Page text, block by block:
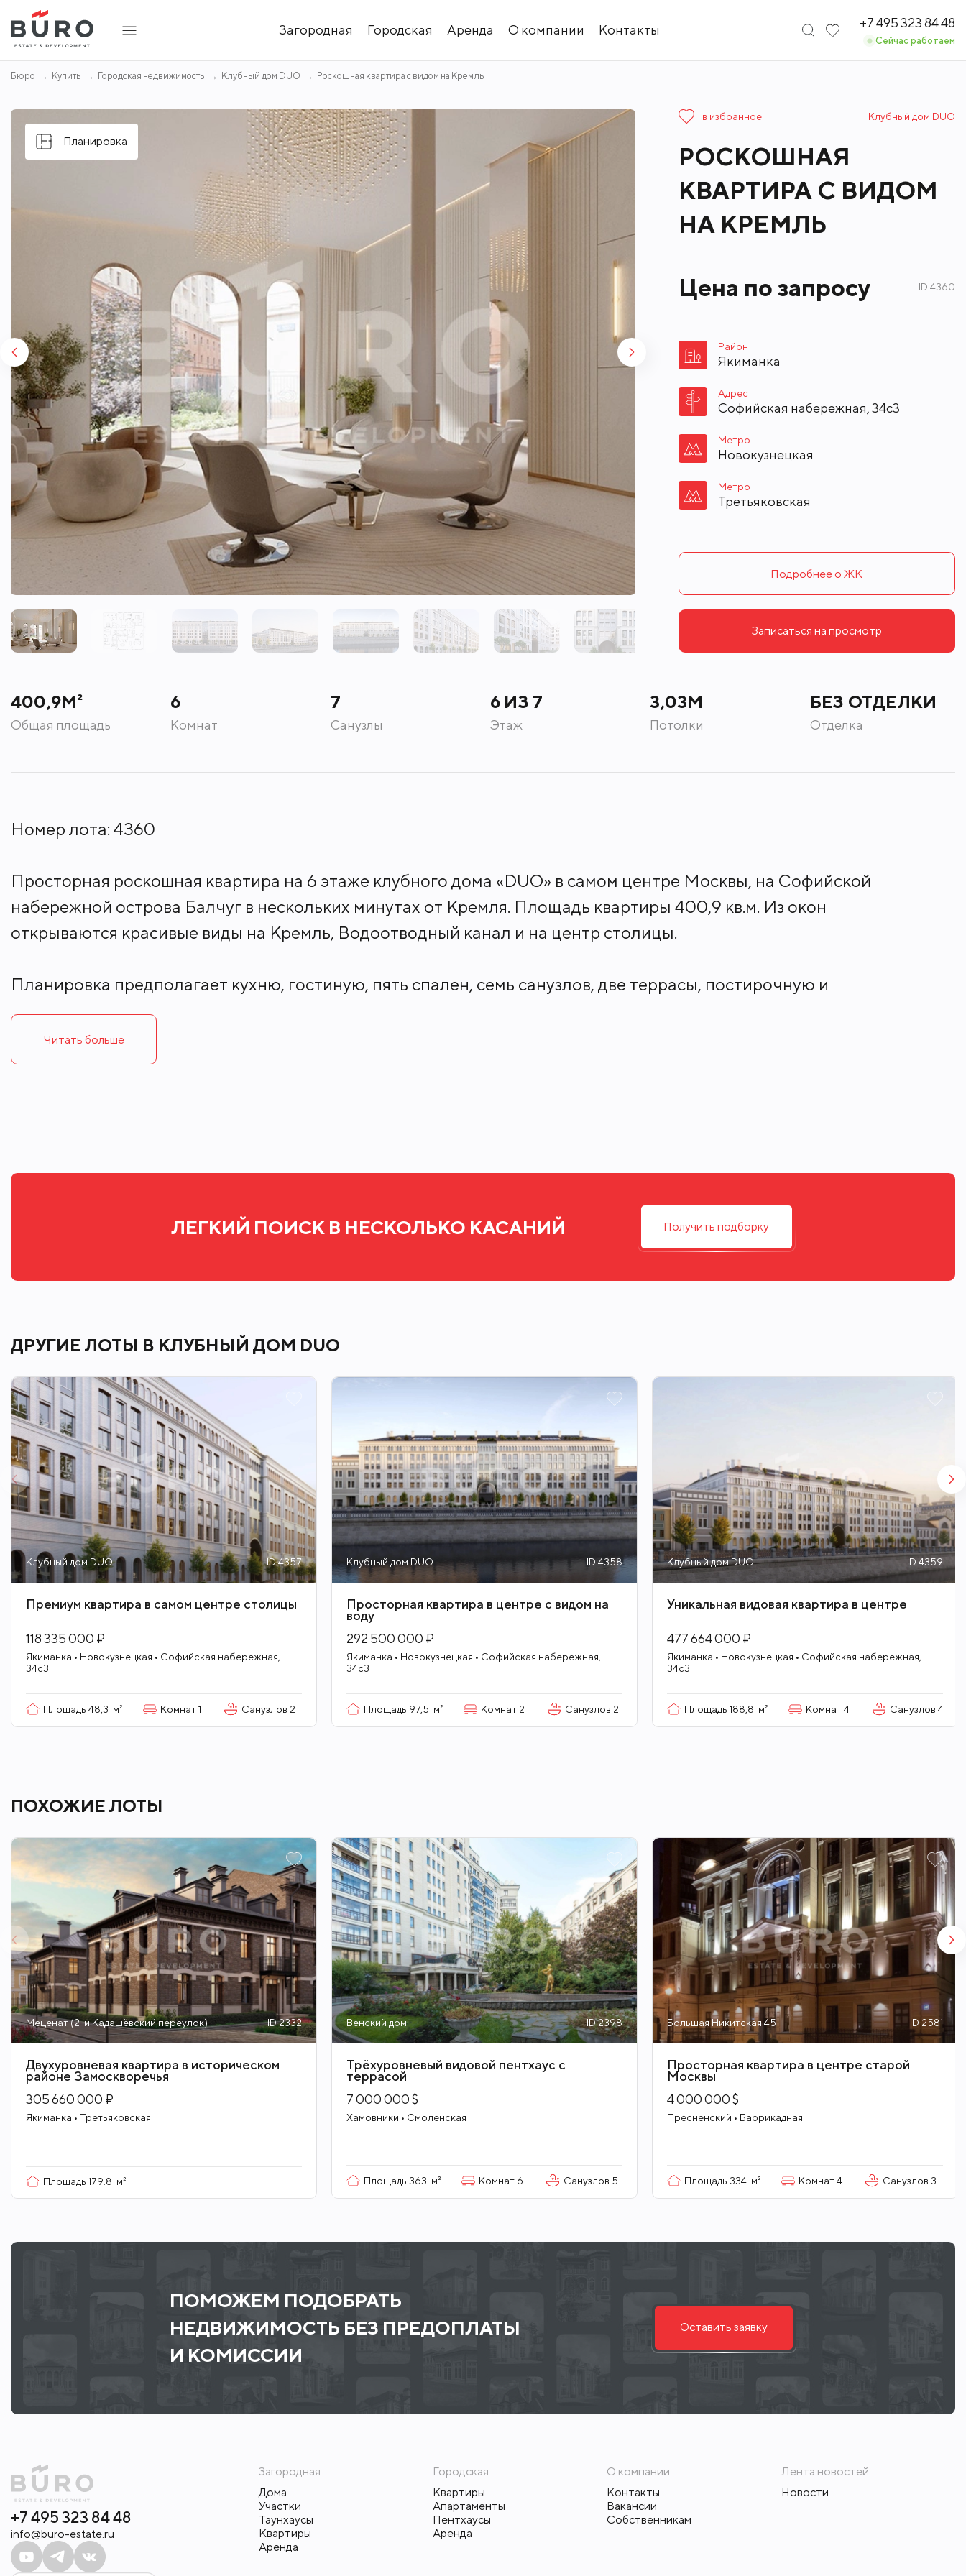
Загородная Городская Аренда О компании Контакты +7 495 323 84 48
Сейчас работаем
Бюро Купить Городская недвижимость Клубный дом DUO Роскошная квартира с видом на Кремль
Планировка
в избранное Клубный дом DUO
РОСКОШНАЯ
КВАРТИРА С ВИДОМ
НА КРЕМЛЬ
Цена по запросу ID 4360
Район
Якиманка
Адрес
Софийская набережная, 34с3
Метро
Новокузнецкая
Метро
Третьяковская
Подробнее о ЖК
Записаться на просмотр
400,9М²
Общая площадь
6
Комнат
7
Санузлы
6 ИЗ 7
Этаж
3,03М
Потолки
БЕЗ ОТДЕЛКИ
Отделка
Номер лота: 4360
Просторная роскошная квартира на 6 этаже клубного дома «DUO» в самом центре Москвы, на Софийской
набережной острова Балчуг в нескольких минутах от Кремля. Площадь квартиры 400,9 кв.м. Из окон
открываются красивые виды на Кремль, Водоотводный канал и на центр столицы.
Планировка предполагает кухню, гостиную, пять спален, семь санузлов, две террасы, постирочную и
гардеробную.
Всего в DUO будет 51 квартира коллекционного уровня, среди которых семь особенных лотов: четыре
сеанс в кинозале с мягкими диванами. В бизнес-гостиной — комфортно провести встречу, а детей на это время
Христа Спасителя, ГЭС-2, парк искусств «Музеон» и Третьяковская галерея. Такая исключительная локация
позволит резидентам наслаждаться преимуществами приватной атмосферы, оставаясь в эпицентре городской
жизни.
Читать больше
ЛЕГКИЙ ПОИСК В НЕСКОЛЬКО КАСАНИЙ Получить подборку
ДРУГИЕ ЛОТЫ В КЛУБНЫЙ ДОМ DUO
Клубный дом DUO ID 4357
Премиум квартира в самом центре столицы
118 335 000 ₽
Якиманка • Новокузнецкая • Софийская набережная,
34с3
Площадь 48,3 м² Комнат1 Санузлов 2
Клубный дом DUO ID 4358
Просторная квартира в центре с видом на
воду
292 500 000 ₽
Якиманка • Новокузнецкая • Софийская набережная,
34с3
Площадь 97,5 м² Комнат 2 Санузлов 2
Клубный дом DUO ID 4359
Уникальная видовая квартира в центре
477 664 000 ₽
Якиманка • Новокузнецкая • Софийская набережная,
34с3
Площадь 188,8 м² Комнат4 Санузлов 4
ПОХОЖИЕ ЛОТЫ
Меценат (2-й Кадашёвский переулок) ID 2332
Двухуровневая квартира в историческом
районе Замоскворечья
305 660 000 ₽
Якиманка • Третьяковская
Площадь 179.8 м²
Венский дом ID 2398
Трёхуровневый видовой пентхаус с
террасой
7 000 000 $
Хамовники • Смоленская
Площадь 363 м² Комнат 6 Санузлов 5
Большая Никитская 45 ID 2581
Просторная квартира в центре старой
Москвы
4 000 000 $
Пресненский • Баррикадная
Площадь 334 м² Комнат4 Санузлов 3
ПОМОЖЕМ ПОДОБРАТЬ
НЕДВИЖИМОСТЬ БЕЗ ПРЕДОПЛАТЫ
И КОМИССИИ
Оставить заявку
+7 495 323 84 48
info@buro-estate.ru
Загородная
Дома
Участки
Таунхаусы
Квартиры
Аренда
Городская
Квартиры
Апартаменты
Пентхаусы
Аренда
О компании
Контакты
Вакансии
Собственникам
Лента новостей
Новости